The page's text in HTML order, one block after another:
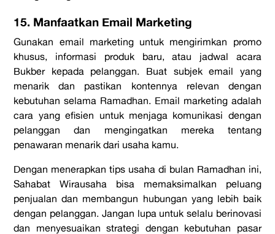
15. Manfaatkan Email Marketing
Gunakan email marketing untuk mengirimkan promo
khusus, informasi produk baru, atau jadwal acara
Bukber kepada pelanggan. Buat subjek email yang
menarik dan pastikan kontennya relevan dengan
kebutuhan selama Ramadhan. Email marketing adalah
cara yang efisien untuk menjaga komunikasi dengan
pelanggan dan mengingatkan mereka tentang
penawaran menarik dari usaha kamu.
Dengan menerapkan tips usaha di bulan Ramadhan ini,
Sahabat Wirausaha bisa memaksimalkan peluang
penjualan dan membangun hubungan yang lebih baik
dengan pelanggan. Jangan lupa untuk selalu berinovasi
dan menyesuaikan strategi dengan kebutuhan pasar